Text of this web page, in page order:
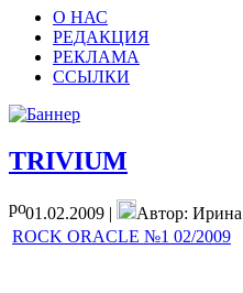
О НАС
РЕДАКЦИЯ
РЕКЛАМА
ССЫЛКИ
TRIVIUM
01.02.2009 |
Автор:
ROCK ORACLE №1 02/2009